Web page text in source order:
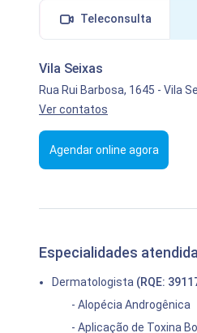
Teleconsulta
Vila Seixas
Rua Rui Barbosa, 1645 - Vila
Ver contatos
Agendar online agora
Especialidades
Dermatologista (RQE:
- Alopécia Androgênica
- Aplicação de Toxina